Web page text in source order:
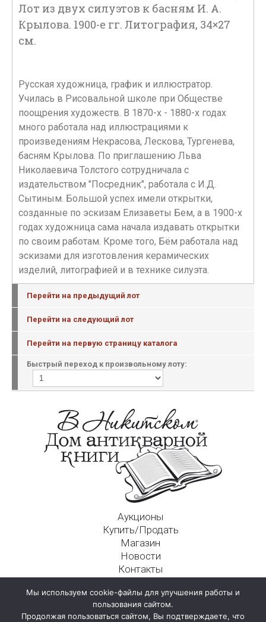
Лот из двух силуэтов к басням И. А.
Крылова. 1900-е гг. Литография, 34×27
см.
Русская художница, график и иллюстратор.
Училась в Рисовальной школе при Обществе
поощрения художеств. В 1870-х - 1880-х годах
много работала над иллюстрациями к
произведениям Некрасова, Лескова, Тургенева,
басням Крылова. По приглашению Льва
Николаевича Толстого сотрудничала с
издательством "Посредник", работала с И.Д.
Сытиным. Большой успех имели открытки,
созданные по эскизам Елизаветы Бем, а в 1900-х
годах художница сама начала издавать открытки
по своим работам. Кроме того, Бём работала над
эскизами для изготовления керамических
изделий, литографией и в технике силуэта.
Перейти на предыдущий лот
Перейти на следующий лот
Перейти на первую страницу каталога
Быстрый переход к произвольному лоту:
Аукционы
Купить/Продать
Магазин
Новости
Контакты
125009, г. Москва, Никитский пер., д. 4а, стр. 1
Мы используем cookie-файлы для улучшения работы и
пользования сайтом.
Продолжая пользоваться сайтом, Вы подтверждаете, что